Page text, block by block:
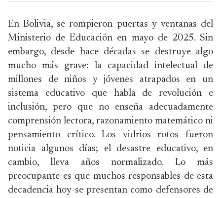
En Bolivia, se rompieron puertas y ventanas del
Ministerio de Educación en mayo de 2025. Sin
embargo, desde hace décadas se destruye algo
mucho más grave: la capacidad intelectual de
millones de niños y jóvenes atrapados en un
sistema educativo que habla de revolución e
inclusión, pero que no enseña adecuadamente
comprensión lectora, razonamiento matemático ni
pensamiento crítico. Los vidrios rotos fueron
noticia algunos días; el desastre educativo, en
cambio, lleva años normalizado. Lo más
preocupante es que muchos responsables de esta
decadencia hoy se presentan como defensores de